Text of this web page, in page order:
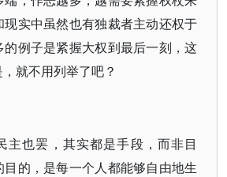
实中虽然也有独裁者主动还权于
的例子是紧握大权到最后一刻，这
就不用列举了吧？
主也罢，其实都是手段，而非目
的，是每一个人都能够自由地生